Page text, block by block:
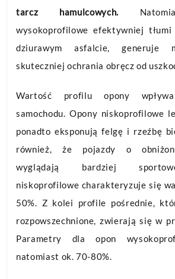
tarcz hamulcowych.
wysokoprofilowe efektywniej
dziurawym asfalcie, generuje
skuteczniej ochrania obręcz od
Wartość profilu opony
samochodu. Opony niskoprofilowe
ponadto eksponują felgę i rzeźbę
również, że pojazdy o
wyglądają bardziej
niskoprofilowe charakteryzuje się
50%. Z kolei profile pośrednie,
rozpowszechnione, zwierają się w
Parametry dla opon
natomiast ok. 70-80%.